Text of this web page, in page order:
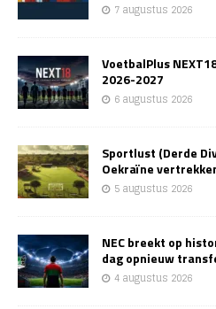
7 augustus 2026
VoetbalPlus
2026-2027
6 augustus 2026
Sportlust (Derde
Oekraïne
5 augustus 2026
NEC breekt op
dag opnieuw
4 augustus 2026